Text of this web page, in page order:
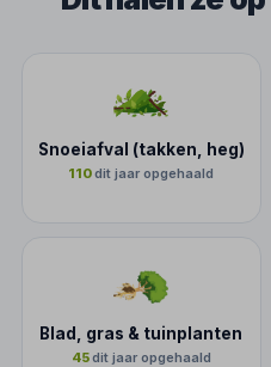
Snoeiafval (takken, heg)
110dit jaar opgehaald
Blad, gras & tuinplanten
45dit jaar opgehaald